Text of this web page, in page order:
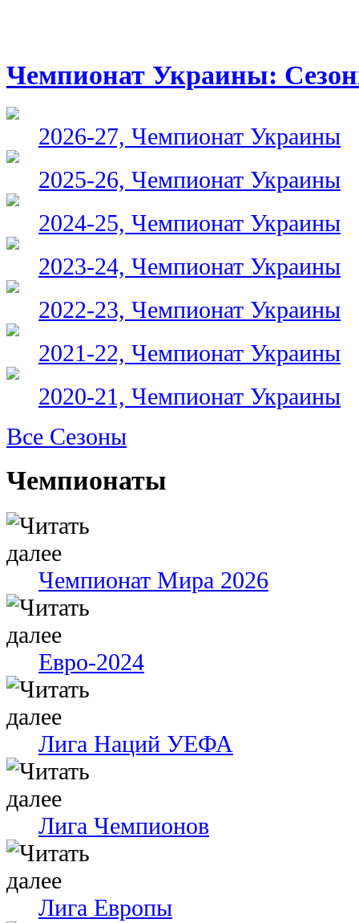
Чемпионат Украины:
2026-27, Чемпионат Украины
2025-26, Чемпионат Украины
2024-25, Чемпионат Украины
2023-24, Чемпионат Украины
2022-23, Чемпионат Украины
2021-22, Чемпионат Украины
2020-21, Чемпионат Украины
Все Сезоны
Чемпионаты
Чемпионат Мира 2026
Евро-2024
Лига Наций УЕФА
Лига Чемпионов
Лига Европы